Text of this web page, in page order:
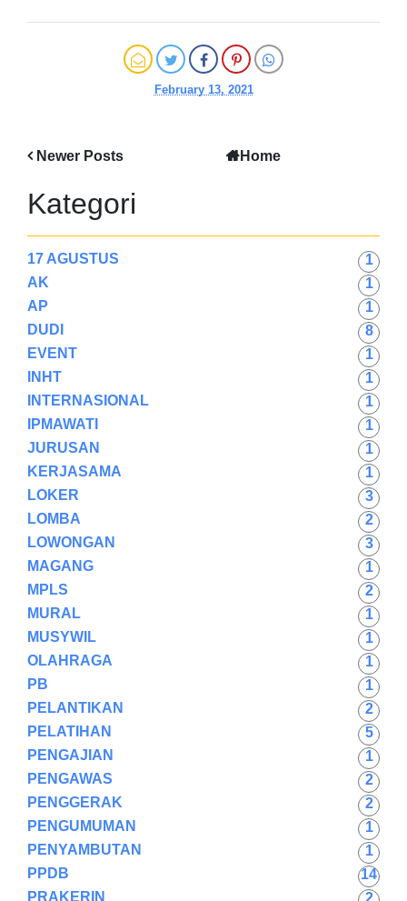
February 13, 2021
Newer Posts Home
Kategori
17 AGUSTUS
1
AK
1
AP
1
DUDI
8
EVENT
1
INHT
1
INTERNASIONAL
1
IPMAWATI
1
JURUSAN
1
KERJASAMA
1
LOKER
3
LOMBA
2
LOWONGAN
3
MAGANG
1
MPLS
2
MURAL
1
MUSYWIL
1
OLAHRAGA
1
PB
1
PELANTIKAN
2
PELATIHAN
5
PENGAJIAN
1
PENGAWAS
2
PENGGERAK
2
PENGUMUMAN
1
PENYAMBUTAN
1
PPDB
14
PRAKERIN
2